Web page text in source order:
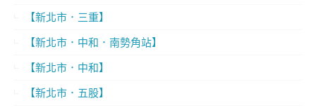
【新北市．三重】
【新北市．中和．南勢角站】
【新北市．中和】
【新北市．五股】